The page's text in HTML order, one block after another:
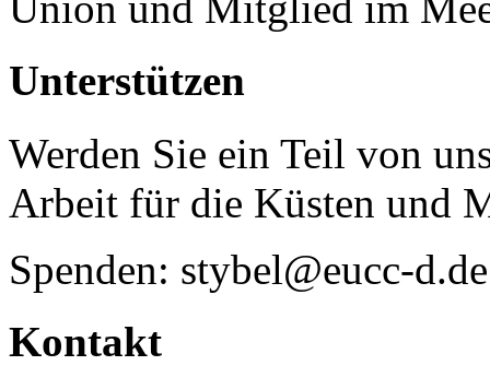
Unterstützen
Werden Sie ein Teil von
Arbeit für die Küsten und
Spenden: stybel@eucc-d.de
Kontakt